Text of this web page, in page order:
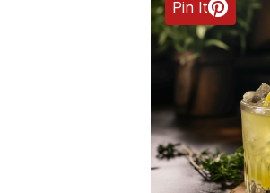
Pin It